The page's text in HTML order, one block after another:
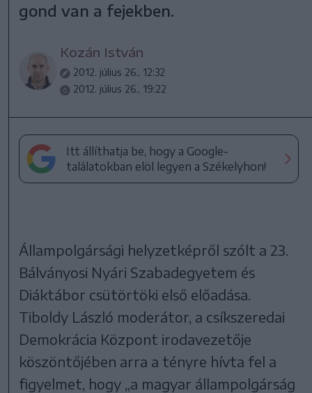
gond van a fejekben.
Kozán István
2012. július 26., 12:32
2012. július 26., 19:22
Itt állíthatja be, hogy a Google-
találatokban elöl legyen a Székelyhon!
Állampolgársági helyzetképről szólt a 23.
Bálványosi Nyári Szabadegyetem és
Diáktábor csütörtöki első előadása.
Tiboldy László moderátor, a csíkszeredai
Demokrácia Központ irodavezetője
köszöntőjében arra a tényre hívta fel a
figyelmet, hogy „a magyar állampolgárság